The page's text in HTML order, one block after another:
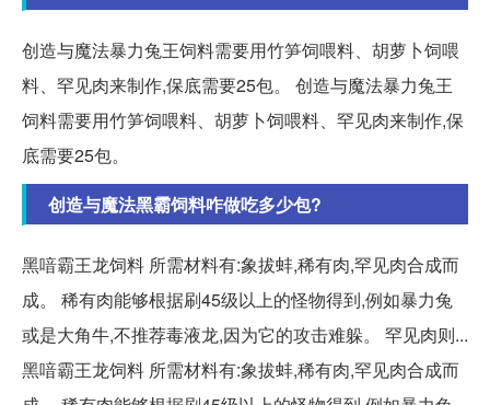
创造与魔法暴力兔王饲料需要用竹笋饲喂料、胡萝卜饲喂
料、罕见肉来制作,保底需要25包。 创造与魔法暴力兔王
饲料需要用竹笋饲喂料、胡萝卜饲喂料、罕见肉来制作,保
底需要25包。
创造与魔法黑霸饲料咋做吃多少包?
黑喑霸王龙饲料 所需材料有:象拔蚌,稀有肉,罕见肉合成而
成。 稀有肉能够根据刷45级以上的怪物得到,例如暴力兔
或是大角牛,不推荐毒液龙,因为它的攻击难躲。 罕见肉则...
黑喑霸王龙饲料 所需材料有:象拔蚌,稀有肉,罕见肉合成而